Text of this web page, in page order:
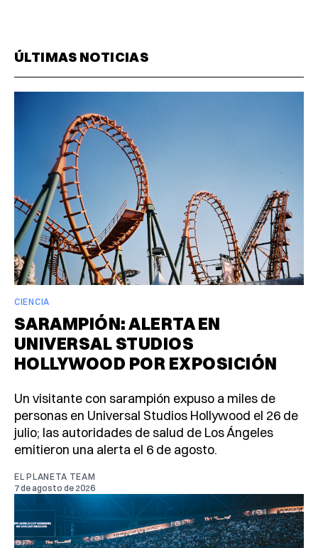
ÚLTIMAS NOTICIAS
CIENCIA
SARAMPIÓN: ALERTA EN
UNIVERSAL STUDIOS
HOLLYWOOD POR EXPOSICIÓN
Un visitante con sarampión expuso a miles de
personas en Universal Studios Hollywood el 26 de
julio; las autoridades de salud de Los Ángeles
emitieron una alerta el 6 de agosto.
EL PLANETA TEAM
7 de agosto de 2026